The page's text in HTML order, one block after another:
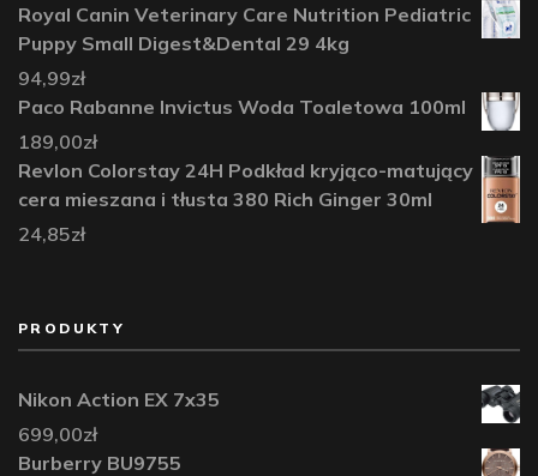
Royal Canin Veterinary Care Nutrition Pediatric
Puppy Small Digest&Dental 29 4kg
94,99zł
Paco Rabanne Invictus Woda Toaletowa 100ml
189,00zł
Revlon Colorstay 24H Podkład kryjąco-matujący
cera mieszana i tłusta 380 Rich Ginger 30ml
24,85zł
PRODUKTY
Nikon Action EX 7x35
699,00zł
Burberry BU9755